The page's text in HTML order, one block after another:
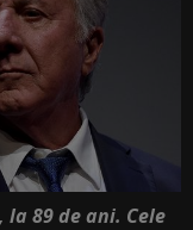
89 de ani. Cele